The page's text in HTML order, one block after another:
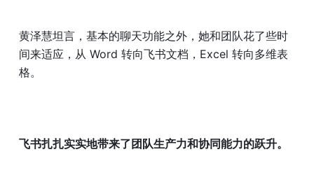
黄泽慧坦言，基本的聊天功能之外，她和团队花了些时
间来适应，从 Word 转向飞书文档，Excel 转向多维表
格。
飞书扎扎实实地带来了团队生产力和协同能力的跃升。